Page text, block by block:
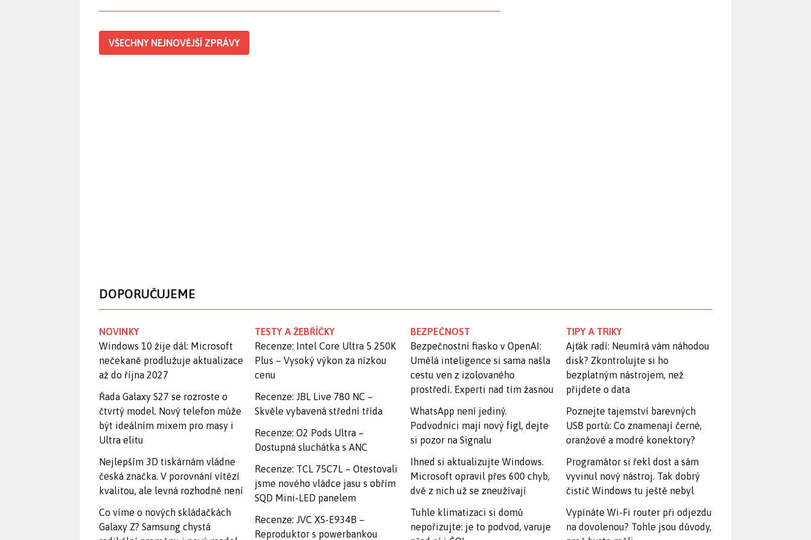
VŠECHNY NEJNOVĚJŠÍ ZPRÁVY
DOPORUČUJEME
NOVINKY
Windows 10 žije dál: Microsoft
nečekaně prodlužuje aktualizace
až do října 2027
Řada Galaxy S27 se rozroste o
čtvrtý model. Nový telefon může
být ideálním mixem pro masy i
Ultra elitu
Nejlepším 3D tiskárnám vládne
česká značka. V porovnání vítězí
kvalitou, ale levná rozhodně není
Co víme o nových skládačkách
Galaxy Z? Samsung chystá
TESTY A ŽEBŘÍČKY
Recenze: Intel Core Ultra 5 250K
Plus – Vysoký výkon za nízkou
cenu
Recenze: JBL Live 780 NC –
Skvěle vybavená střední třída
Recenze: O2 Pods Ultra –
Dostupná sluchátka s ANC
Recenze: TCL 75C7L – Otestovali
jsme nového vládce jasu s obřím
SQD Mini-LED panelem
Recenze: JVC XS-E934B –
Reproduktor s powerbankou
BEZPEČNOST
Bezpečnostní fiasko v OpenAI:
Umělá inteligence si sama našla
cestu ven z izolovaného
prostředí. Experti nad tím žasnou
WhatsApp není jediný.
Podvodníci mají nový fígl, dejte
si pozor na Signalu
Ihned si aktualizujte Windows.
Microsoft opravil přes 600 chyb,
dvě z nich už se zneužívají
Tuhle klimatizaci si domů
nepořizujte: je to podvod, varuje
TIPY A TRIKY
Ajťák radí: Neumírá vám náhodou
disk? Zkontrolujte si ho
bezplatným nástrojem, než
přijdete o data
Poznejte tajemství barevných
USB portů: Co znamenají černé,
oranžové a modré konektory?
Programátor si řekl dost a sám
vyvinul nový nástroj. Tak dobrý
čistič Windows tu ještě nebyl
Vypínáte Wi-Fi router při odjezdu
na dovolenou? Tohle jsou důvody,